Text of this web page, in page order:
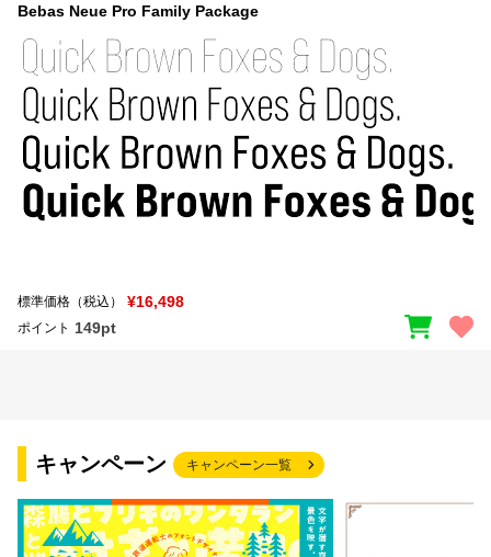
Bebas Neue Pro Family Package
標準価格（税込） ¥16,498
ポイント 149pt
キャンペーン キャンペーン一覧